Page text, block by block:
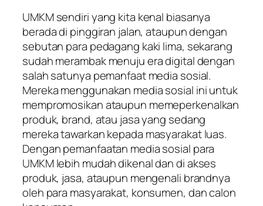
UMKM sendiri yang kita kenal biasanya
berada di pinggiran jalan, ataupun dengan
sebutan para pedagang kaki lima, sekarang
sudah merambak menuju era digital dengan
salah satunya pemanfaat media sosial.
Mereka menggunakan media sosial ini untuk
mempromosikan ataupun memeperkenalkan
produk, brand, atau jasa yang sedang
mereka tawarkan kepada masyarakat luas.
Dengan pemanfaatan media sosial para
UMKM lebih mudah dikenal dan di akses
produk, jasa, ataupun mengenali brandnya
oleh para masyarakat, konsumen, dan calon